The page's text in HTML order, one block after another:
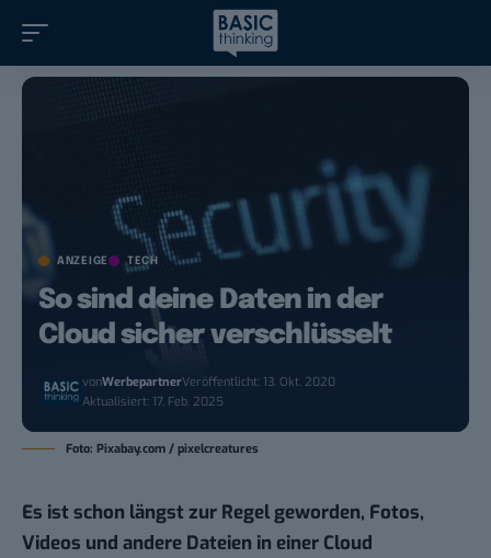
ANZEIGE TECH
So sind deine Daten in der
Cloud sicher verschlüsselt
vonWerbepartnerVeröffentlicht: 13. Okt. 2020
Aktualisiert: 17. Feb. 2025
Foto: Pixabay.com / pixelcreatures
Es ist schon längst zur Regel geworden, Fotos,
Videos und andere Dateien in einer Cloud